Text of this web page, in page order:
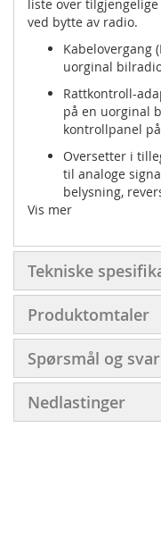
liste over
ved bytte av radio.
Kabelovergang
uorginal
Rattkontroll-
på en uorginal
kontrollpanel
Oversetter i
til analoge
belysning,
ryggekamera
Kabelovergang
Velg riktig
ønsker å
Passer følgende
DAFCF ('13-16), LF
Vis mer
Tekniske
Produktomtaler
Spørsmål og svar
Nedlastinger